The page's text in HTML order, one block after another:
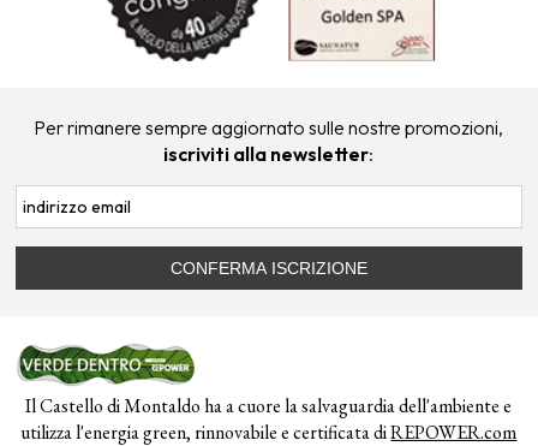
Per rimanere sempre aggiornato sulle nostre promozioni,
iscriviti alla newsletter:
Il Castello di Montaldo ha a cuore la salvaguardia dell'ambiente e
utilizza l'energia green, rinnovabile e certificata diREPOWER.com